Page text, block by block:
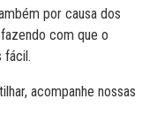
por causa dos
com que o
fácil.
acompanhe nossas